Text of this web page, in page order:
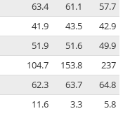
63.4 61.1
57.7
41.9 43.5
42.9
51.9 51.6
49.9
104.7 153.8
237
62.3 63.7
64.8
11.6 3.3 5.8